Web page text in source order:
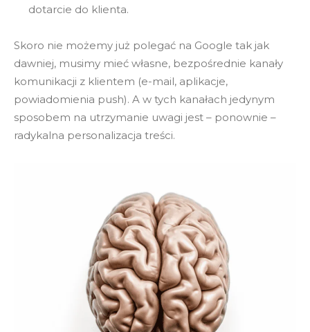
dotarcie do klienta.
Skoro nie możemy już polegać na Google tak jak
dawniej, musimy mieć własne, bezpośrednie kanały
komunikacji z klientem (e-mail, aplikacje,
powiadomienia push). A w tych kanałach jedynym
sposobem na utrzymanie uwagi jest – ponownie –
radykalna personalizacja treści.